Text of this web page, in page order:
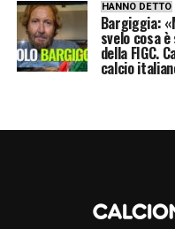
Leggi ancheLA
PARTITE IN
HANNO DETTO
Bargiggia:
svelo cosa
della FIGC.
calcio